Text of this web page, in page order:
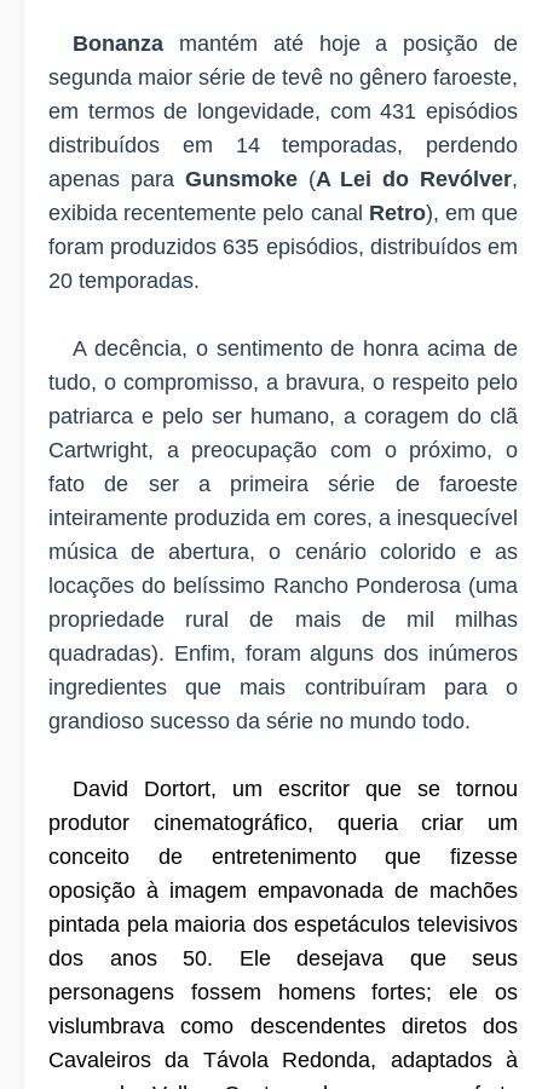
Bonanza mantém até hoje a posição de
segunda maior série de tevê no gênero faroeste,
em termos de longevidade, com 431 episódios
distribuídos em 14 temporadas, perdendo
apenas para Gunsmoke(A Lei do Revólver,
exibida recentemente pelo canal Retro), em que
foram produzidos 635 episódios, distribuídos em
20 temporadas.
A decência, o sentimento de honra acima de
tudo, o compromisso, a bravura, o respeito pelo
patriarca e pelo ser humano, a coragem do clã
Cartwright, a preocupação com o próximo, o
fato de ser a primeira série de faroeste
inteiramente produzida em cores, a inesquecível
música de abertura, o cenário colorido e as
locações do belíssimo Rancho Ponderosa (uma
propriedade rural de mais de mil milhas
quadradas). Enfim, foram alguns dos inúmeros
ingredientes que mais contribuíram para o
grandioso sucesso da série no mundo todo.
David Dortort, um escritor que se tornou
produtor cinematográfico, queria criar um
conceito de entretenimento que fizesse
oposição à imagem empavonada de machões
pintada pela maioria dos espetáculos televisivos
dos anos 50. Ele desejava que seus
personagens fossem homens fortes; ele os
vislumbrava como descendentes diretos dos
Cavaleiros da Távola Redonda, adaptados à